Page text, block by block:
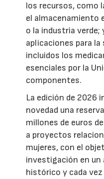
los recursos, como
el almacenamiento
o la industria
aplicaciones para la
incluidos los
esenciales por la
componentes.
La edición de 2026
novedad una
millones de euros
a proyectos
mujeres, con el
investigación en
histórico y cada